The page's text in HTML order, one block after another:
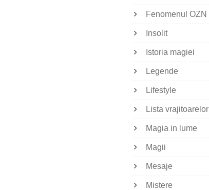
Fenomenul OZN
Insolit
Istoria magiei
Legende
Lifestyle
Lista vrajitoarelor
Magia in lume
Magii
Mesaje
Mistere